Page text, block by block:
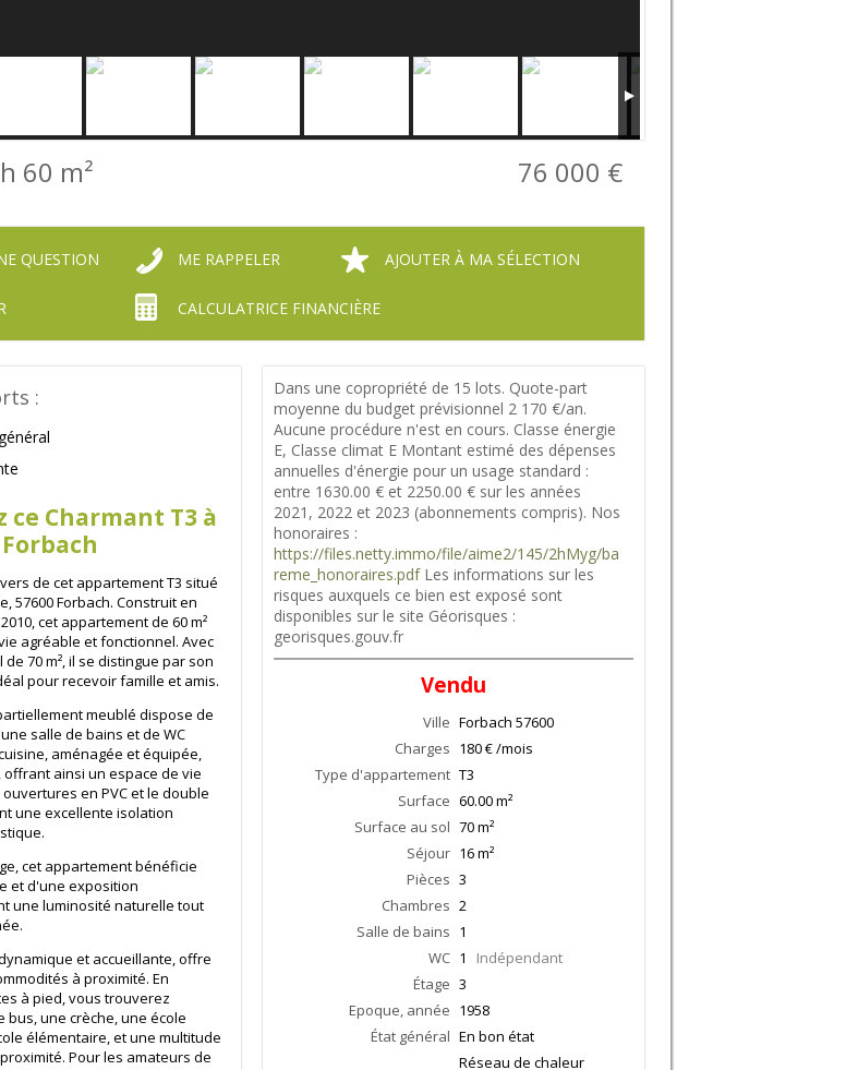
60 m² 76 000 €
QUESTION ME RAPPELER AJOUTER À MA SÉLECTION
CALCULATRICE FINANCIÈRE
:
ce Charmant T3 à
Forbach
de cet appartement T3 situé
57600 Forbach. Construit en
cet appartement de 60 m²
agréable et fonctionnel. Avec
70 m², il se distingue par son
pour recevoir famille et amis.
meublé dispose de
salle de bains et de WC
aménagée et équipée,
ainsi un espace de vie
en PVC et le double
une excellente isolation
cet appartement bénéficie
et d'une exposition
une luminosité naturelle tout
et accueillante, offre
à proximité. En
à pied, vous trouverez
une crèche, une école
élémentaire, et une multitude
Pour les amateurs de
Dans une copropriété de 15 lots. Quote-part
moyenne du budget prévisionnel 2 170 €/an.
Aucune procédure n'est en cours. Classe énergie
E, Classe climat E Montant estimé des dépenses
annuelles d'énergie pour un usage standard :
entre 1630.00 € et 2250.00 € sur les années
2021, 2022 et 2023 (abonnements compris). Nos
honoraires :
https://files.netty.immo/file/aime2/145/2hMyg/ba
reme_honoraires.pdfLes informations sur les
risques auxquels ce bien est exposé sont
disponibles sur le site Géorisques :
georisques.gouv.fr
Vendu
Ville Forbach 57600
Charges 180 € /mois
Type d'appartement T3
Surface 60.00m²
Surface au sol 70m²
Séjour 16m²
Pièces 3
Chambres 2
Salle de bains 1
WC 1 Indépendant
Étage 3
Epoque, année 1958
État général En bon état
Réseau de chaleur